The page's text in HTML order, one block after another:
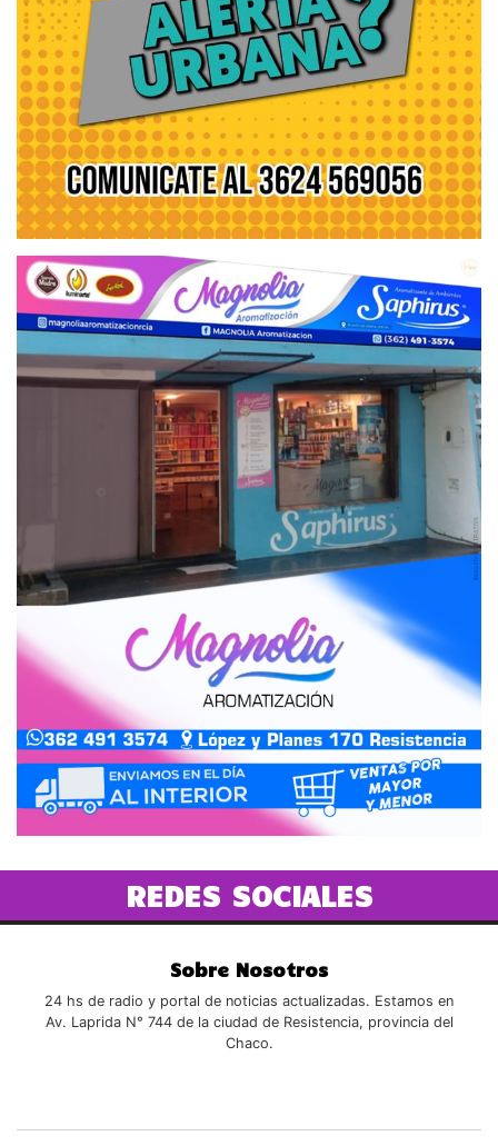
REDES SOCIALES
Sobre Nosotros
24 hs de radio y portal de noticias actualizadas. Estamos en
Av. Laprida N° 744 de la ciudad de Resistencia, provincia del
Chaco.